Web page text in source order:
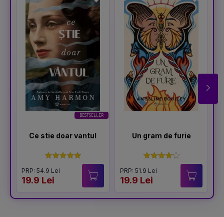
BESTSELLER
Ce stie doar vantul
PRP: 54.9 Lei
19.9 Lei
Un gram de furie
PRP: 51.9 Lei
19.9 Lei